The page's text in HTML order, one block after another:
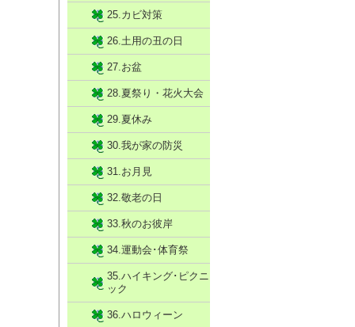
25.カビ対策
26.土用の丑の日
27.お盆
28.夏祭り・花火大会
29.夏休み
30.我が家の防災
31.お月見
32.敬老の日
33.秋のお彼岸
34.運動会･体育祭
35.ハイキング･ピクニ
ック
36.ハロウィーン